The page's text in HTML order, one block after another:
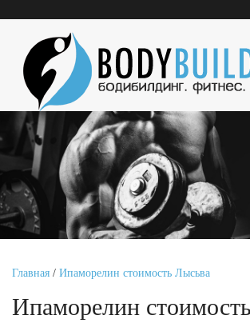
Главная / Ипаморелин стоимость Лысьва
Ипаморелин